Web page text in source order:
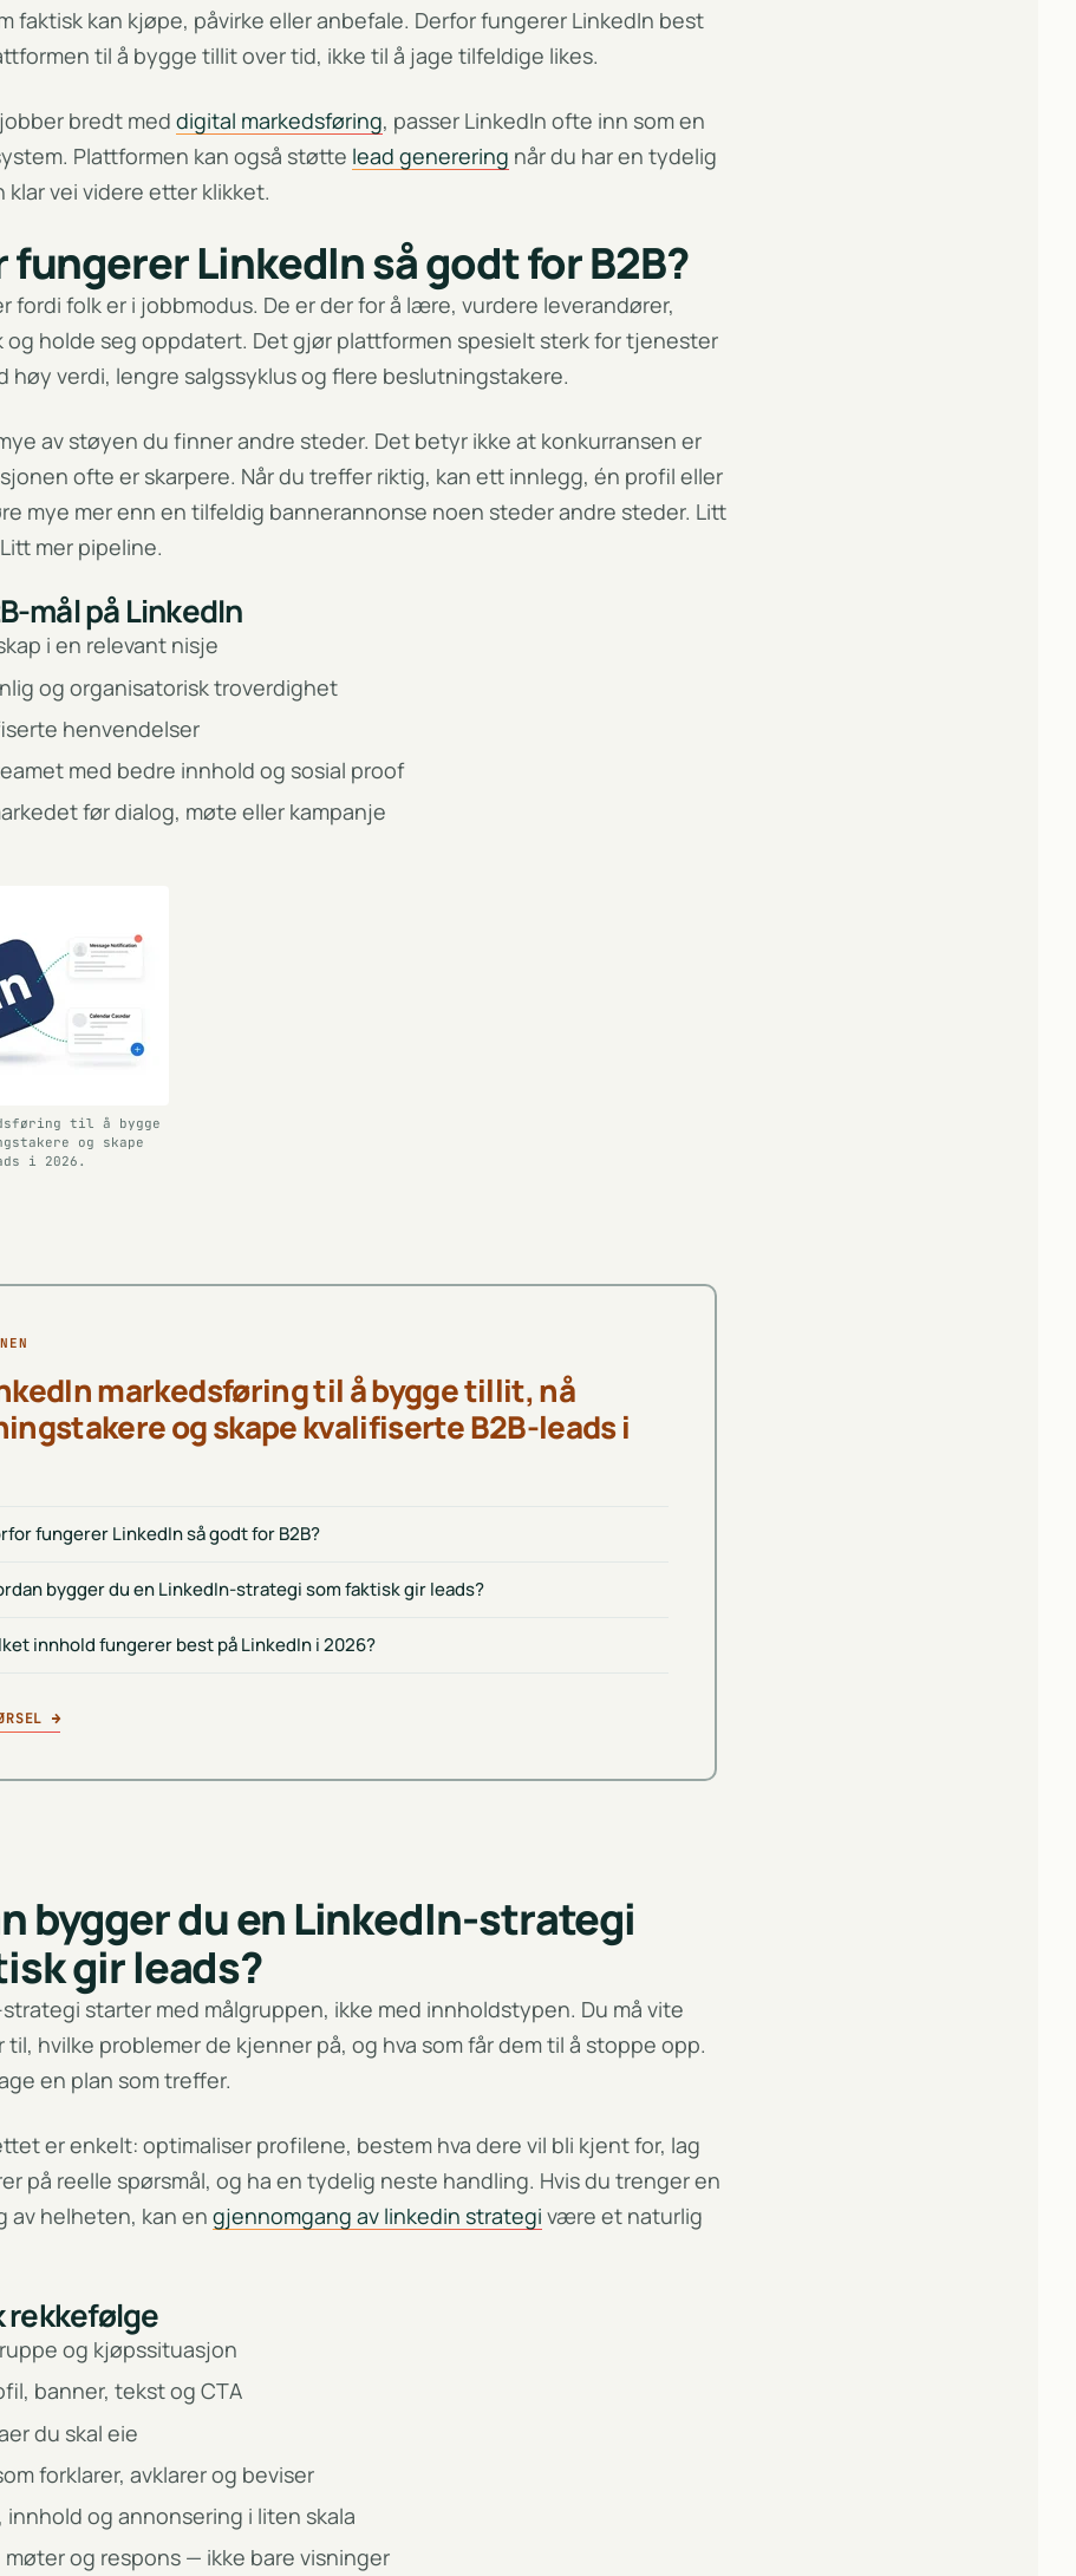
til å bygge
og skape
i 2026.
faktisk kan kjøpe, påvirke eller anbefale. Derfor fungerer LinkedIn best
til å bygge tillit over tid, ikke til å jage tilfeldige likes.
bredt med digital markedsføring, passer LinkedIn ofte inn som en
Plattformen kan også støtte lead generering når du har en tydelig
klar vei videre etter klikket.
fungerer LinkedIn så godt for B2B?
fordi folk er i jobbmodus. De er der for å lære, vurdere leverandører,
og holde seg oppdatert. Det gjør plattformen spesielt sterk for tjenester
høy verdi, lengre salgssyklus og flere beslutningstakere.
av støyen du finner andre steder. Det betyr ikke at konkurransen er
ofte er skarpere. Når du treffer riktig, kan ett innlegg, én profil eller
mye mer enn en tilfeldig bannerannonse noen steder andre steder. Litt
mer pipeline.
mål på LinkedIn
i en relevant nisje
og organisatorisk troverdighet
henvendelser
med bedre innhold og sosial proof
før dialog, møte eller kampanje
markedsføring til å bygge tillit, nå
og skape kvalifiserte B2B-leads i
fungerer LinkedIn så godt for B2B?
bygger du en LinkedIn-strategi som faktisk gir leads?
innhold fungerer best på LinkedIn i 2026?
→
bygger du en LinkedIn-strategi
gir leads?
starter med målgruppen, ikke med innholdstypen. Du må vite
til, hvilke problemer de kjenner på, og hva som får dem til å stoppe opp.
en plan som treffer.
er enkelt: optimaliser profilene, bestem hva dere vil bli kjent for, lag
på reelle spørsmål, og ha en tydelig neste handling. Hvis du trenger en
av helheten, kan en gjennomgang av linkedin strategi være et naturlig
rekkefølge
og kjøpssituasjon
banner, tekst og CTA
du skal eie
forklarer, avklarer og beviser
og annonsering i liten skala
møter og respons — ikke bare visninger